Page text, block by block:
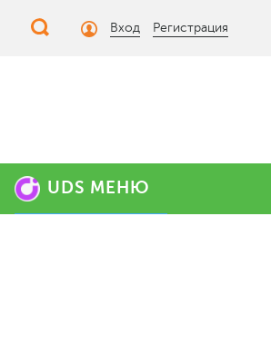
Вход Регистрация
UDS МЕНЮ